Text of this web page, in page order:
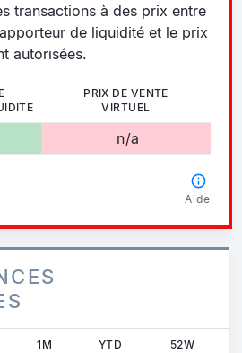
transactions à des prix entre
de liquidité et le prix
autorisées.
PRIX DE VENTE
VIRTUEL
n/a
Aide
1M YTD 52W